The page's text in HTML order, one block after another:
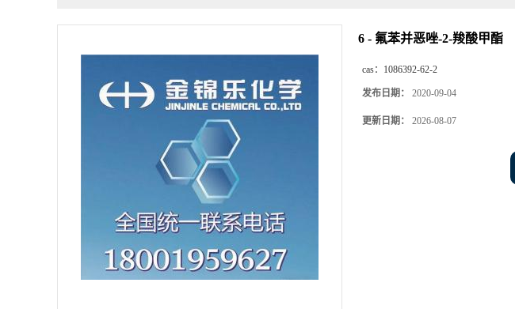
6 - 氟苯并恶唑-2-羧酸甲酯
cas： 1086392-62-2
发布日期： 2020-09-04
更新日期： 2026-08-07